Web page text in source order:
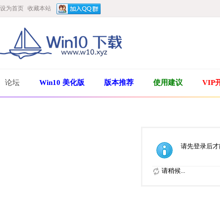
设为首页 收藏本站
论坛 Win10 美化版 版本推荐 使用建议 VIP
请先登录后
请稍候...